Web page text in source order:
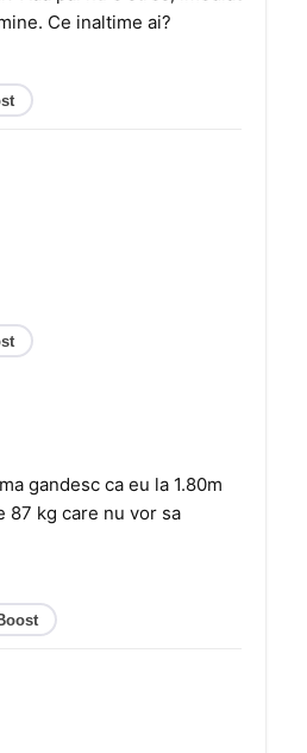
Ce inaltime ai?
gandesc ca eu la 1.80m
87 kg care nu vor sa